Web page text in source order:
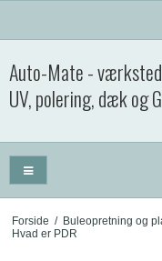
Auto-Mate -
UV, polering, dæk og
Forside / Buleopretning og
Hvad er PDR